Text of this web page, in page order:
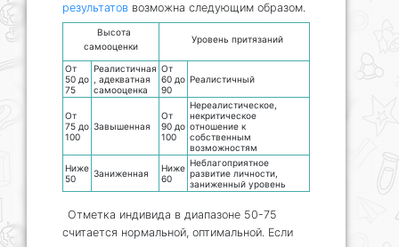
результатов возможна следующим образом.
Высота
самооценки
Уровень притязаний
От
50 до
75
Реалистичная
, адекватная
самооценка
От
60 до
90
Реалистичный
От
75 до
100
Завышенная
От
90 до
100
Нереалистическое,
некритическое
отношение к
собственным
возможностям
Ниже
50
Заниженная
Ниже
60
Неблагоприятное
развитие личности,
заниженный уровень
Отметка индивида в диапазоне 50-75
считается нормальной, оптимальной. Если